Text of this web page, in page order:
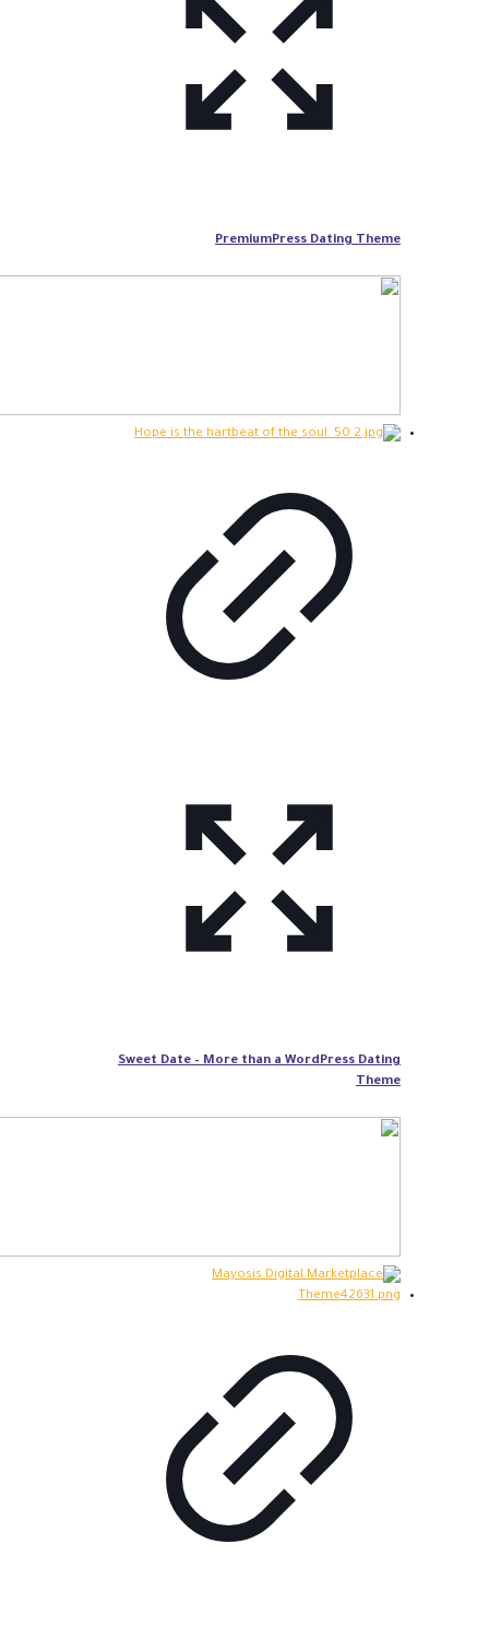
PremiumPress Dating Theme
Sweet Date – More than a WordPress Dating
Theme